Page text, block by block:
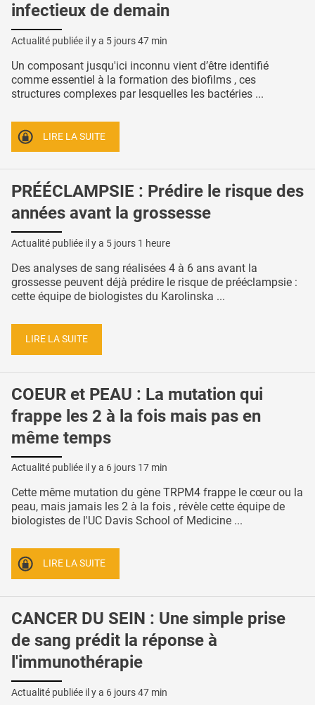
infectieux de demain
Actualité publiée il y a 5 jours 47 min
Un composant jusqu'ici inconnu vient d’être identifié
comme essentiel à la formation des biofilms , ces
structures complexes par lesquelles les bactéries ...
LIRE LA SUITE
PRÉÉCLAMPSIE : Prédire le risque des
années avant la grossesse
Actualité publiée il y a 5 jours 1 heure
Des analyses de sang réalisées 4 à 6 ans avant la
grossesse peuvent déjà prédire le risque de prééclampsie :
cette équipe de biologistes du Karolinska ...
LIRE LA SUITE
COEUR et PEAU : La mutation qui
frappe les 2 à la fois mais pas en
même temps
Actualité publiée il y a 6 jours 17 min
Cette même mutation du gène TRPM4 frappe le cœur ou la
peau, mais jamais les 2 à la fois , révèle cette équipe de
biologistes de l'UC Davis School of Medicine ...
LIRE LA SUITE
CANCER DU SEIN : Une simple prise
de sang prédit la réponse à
l'immunothérapie
Actualité publiée il y a 6 jours 47 min